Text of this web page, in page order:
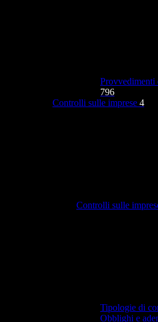
Provvedimenti
796
Controlli sulle imprese 4
Controlli sulle
Tipologie di
Obblighi e